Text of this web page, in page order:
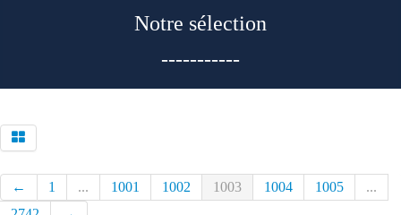
Notre sélection
-----------
← 1 ... 1001 1002 1003 1004 1005
...